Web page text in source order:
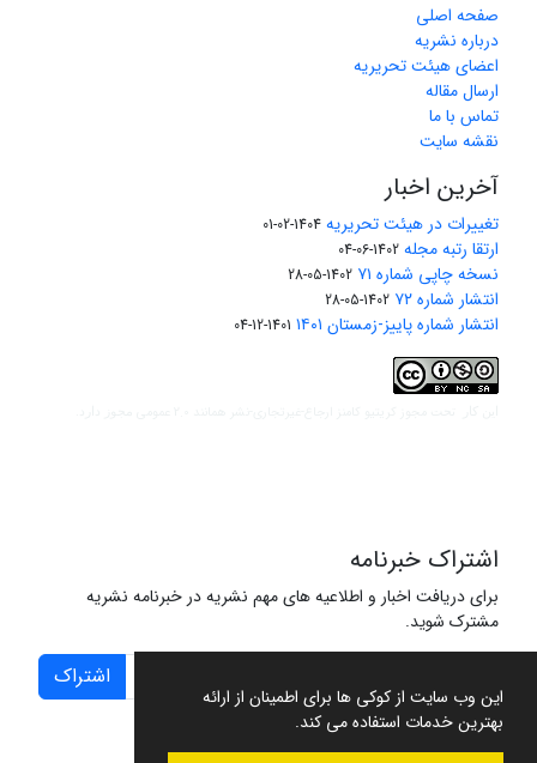
این وب سایت از کوکی ها برای اطمینان از ارائه
بهترین خدمات استفاده می کند.
صفحه اصلی
درباره نشریه
اعضای هیئت تحریریه
ارسال مقاله
تماس با ما
نقشه سایت
آخرین اخبار
تغییرات در هیئت تحریریه 1404-02-01
ارتقا رتبه مجله 1402-06-04
نسخه چاپی شماره ۷۱ 1402-05-28
انتشار شماره ۷۲ 1402-05-28
انتشار شماره پاییز-زمستان ۱۴۰۱ 1401-12-04
اشتراک خبرنامه
برای دریافت اخبار و اطلاعیه های مهم نشریه در خبرنامه نشریه
مشترک شوید.
اشتراک